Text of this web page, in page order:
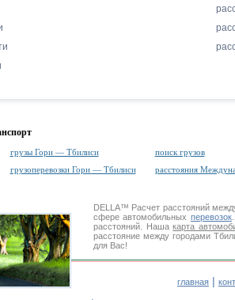
грузы Гори — Тбилиси
поиск грузов
грузоперевозки Гори — Тбилиси расстояния
DELLA™ Расчет расстояний
сфере автомобильных перевозок
расстояний. Нашакарта
расстояние между городами
для Вас!
главная |